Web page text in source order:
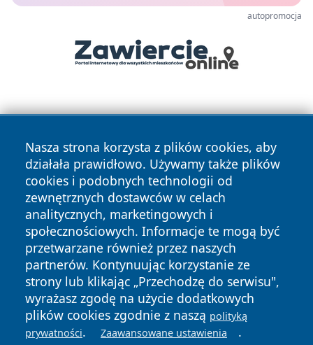
autopromocja
Nasza strona korzysta z plików cookies, aby
działała prawidłowo. Używamy także plików
cookies i podobnych technologii od
zewnętrznych dostawców w celach
analitycznych, marketingowych i
społecznościowych. Informacje te mogą być
przetwarzane również przez naszych
partnerów. Kontynuując korzystanie ze
strony lub klikając „Przechodzę do serwisu",
wyrażasz zgodę na użycie dodatkowych
plików cookies zgodnie z naszą polityką
prywatności. Zaawansowane ustawienia .
Copyright © 2026 czestochowanews.pl Wszystkie prawa
zastrzeżone.
News Autorzy
Polityka
Prywatności
Polityka
Cookies
cześć